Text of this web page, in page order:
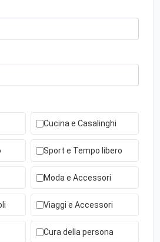
Cucina e Casalinghi
Sport e Tempo libero
Moda e Accessori
Viaggi e Accessori
Cura della persona